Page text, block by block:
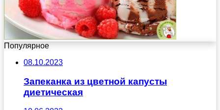
Популярное
08.10.2023
Запеканка из цветной капусты
диетическая